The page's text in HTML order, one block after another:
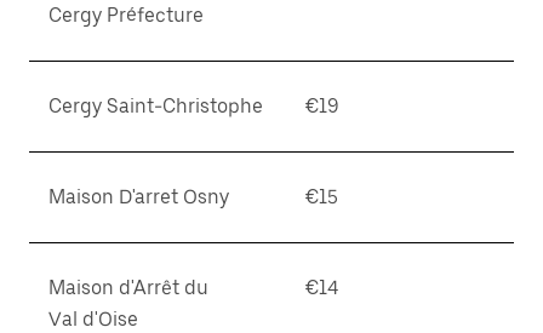
Cergy Préfecture
Cergy Saint-Christophe €19
Maison D'arret Osny €15
Maison d'Arrêt du
Val d'Oise
€14